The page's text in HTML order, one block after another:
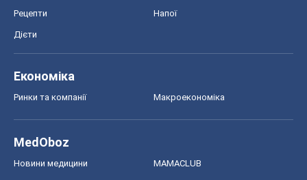
Рецепти Напої
Дієти
Економіка
Ринки та компанії Макроекономіка
MedOboz
Новини медицини MAMACLUB